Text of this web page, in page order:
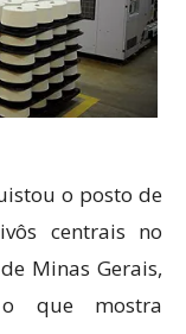
o posto de
centrais no
Minas Gerais,
que mostra